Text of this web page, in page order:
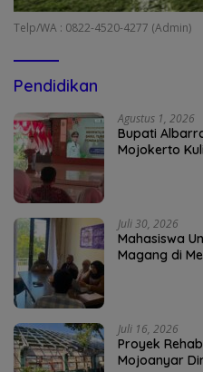
Telp/WA : 0822-4520-4277 (Admin)
Pendidikan
Agustus 1, 2026
Bupati
Mojokerto
Juli 30, 2026
Mahasiswa
Magang di
Juli 16, 2026
Proyek
Mojoanyar